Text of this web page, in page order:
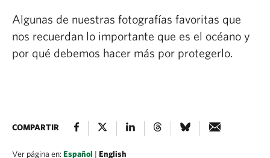
Algunas de nuestras fotografías favoritas que
nos recuerdan lo importante que es el océano y
por qué debemos hacer más por protegerlo.
COMPARTIR
Ver página en:Español | English